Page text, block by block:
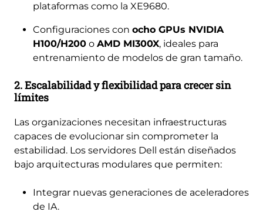
plataformas como la XE9680.
Configuraciones con ocho GPUs NVIDIA
H100/H200 o AMD MI300X, ideales para
entrenamiento de modelos de gran tamaño.
2. Escalabilidad y flexibilidad para crecer sin
límites
Las organizaciones necesitan infraestructuras
capaces de evolucionar sin comprometer la
estabilidad. Los servidores Dell están diseñados
bajo arquitecturas modulares que permiten:
Integrar nuevas generaciones de aceleradores
de IA.